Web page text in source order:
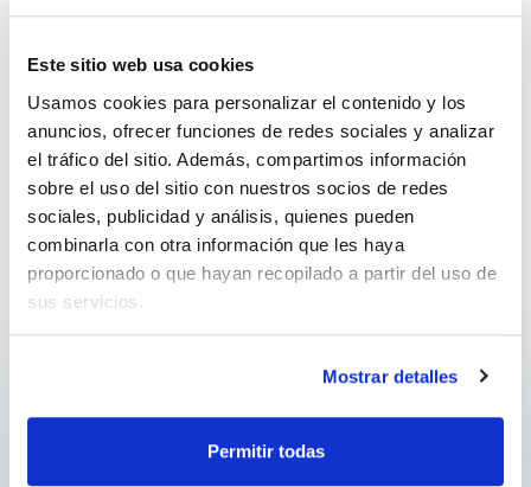
Este sitio web usa cookies
Usamos cookies para personalizar el contenido y los
anuncios, ofrecer funciones de redes sociales y analizar
el tráfico del sitio. Además, compartimos información
sobre el uso del sitio con nuestros socios de redes
sociales, publicidad y análisis, quienes pueden
combinarla con otra información que les haya
proporcionado o que hayan recopilado a partir del uso de
sus servicios.
Mostrar detalles
Permitir todas
Características
agricultura
Fiabilidad duradera